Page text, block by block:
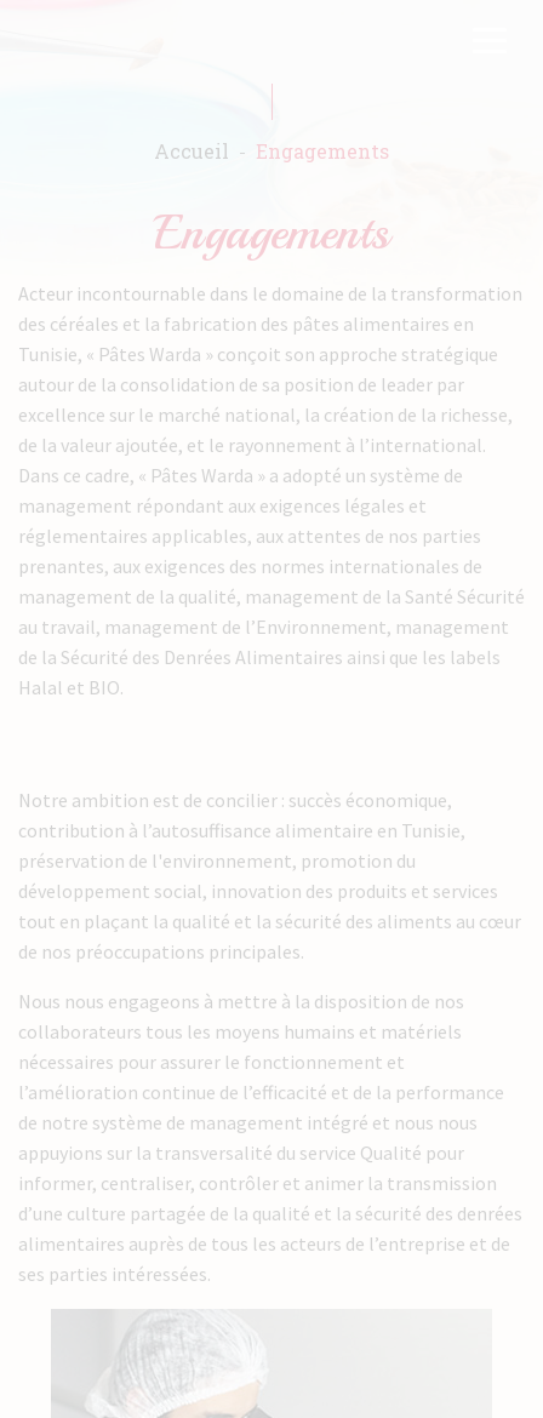
Warda
Produits
Recettes
Engagements
Catalogues
Actualités
Contact
Accueil Engagements
Acteur incontournable dans le domaine de la transformation
des céréales et la fabrication des pâtes alimentaires en
Tunisie, « Pâtes Warda » conçoit son approche stratégique
autour de la consolidation de sa position de leader par
excellence sur le marché national, la création de la richesse,
de la valeur ajoutée, et le rayonnement à l’international.
Dans ce cadre, « Pâtes Warda » a adopté un système de
management répondant aux exigences légales et
réglementaires applicables, aux attentes de nos parties
prenantes, aux exigences des normes internationales de
management de la qualité, management de la Santé Sécurité
au travail, management de l’Environnement, management
de la Sécurité des Denrées Alimentaires ainsi que les labels
Halal et BIO.
Notre ambition est de concilier : succès économique,
contribution à l’autosuffisance alimentaire en Tunisie,
préservation de l'environnement, promotion du
développement social, innovation des produits et services
tout en plaçant la qualité et la sécurité des aliments au cœur
de nos préoccupations principales.
Nous nous engageons à mettre à la disposition de nos
collaborateurs tous les moyens humains et matériels
nécessaires pour assurer le fonctionnement et
l’amélioration continue de l’efficacité et de la performance
de notre système de management intégré et nous nous
appuyions sur la transversalité du service Qualité pour
informer, centraliser, contrôler et animer la transmission
d’une culture partagée de la qualité et la sécurité des denrées
alimentaires auprès de tous les acteurs de l’entreprise et de
ses parties intéressées.